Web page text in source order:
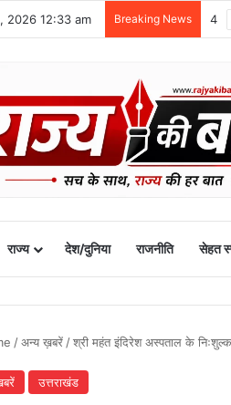
2026 12:33 am Breaking News
राज्य देश/दुनिया राजनीति सेहत
/अन्य ख़बरें /श्री महंत इंदिरेश अस्पताल के निःशुल्क
उत्तराखंड